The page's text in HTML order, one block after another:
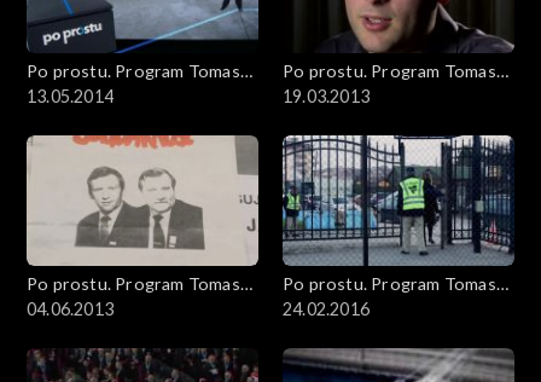
Po prostu. Program Tomasza
Sekielskiego
13.05.2014
Po prostu. Program Tomasza
Sekielskiego
19.03.2013
Po prostu. Program Tomasza
Sekielskiego
04.06.2013
Po prostu. Program Tomasza
Sekielskiego
24.02.2016